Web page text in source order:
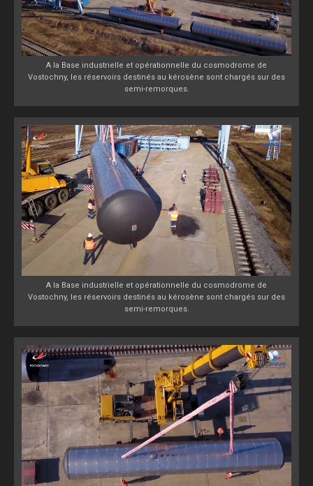
A la Base industrielle et opérationnelle du cosmodrome de
Vostochny, les réservoirs destinés au kérosène sont chargés sur des
semi-remorques.
A la Base industrielle et opérationnelle du cosmodrome de
Vostochny, les réservoirs destinés au kérosène sont chargés sur des
semi-remorques.